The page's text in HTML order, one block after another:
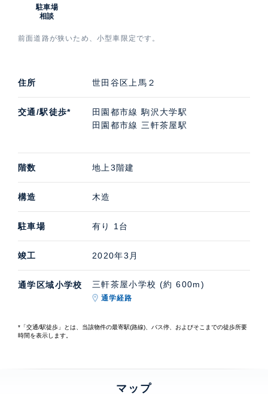
駐車場
相談
前面道路が狭いため、小型車限定です。
住所 世田谷区上馬２
交通/駅徒歩*
田園都市線 駒沢大学駅
田園都市線 三軒茶屋駅
階数 地上3階建
構造 木造
駐車場 有り 1台
竣工 2020年3月
通学区域小学校 三軒茶屋小学校 (約 600m)
通学経路
*「交通/駅徒歩」とは、当該物件の最寄駅(路線)、バス停、およびそこまでの徒歩所要
時間を表示します。
マップ